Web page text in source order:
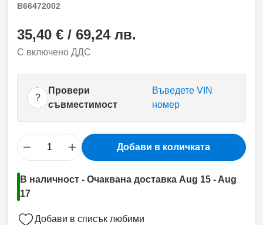
B66472002
35,40 € / 69,24 лв.
С включено ДДС
?
Провери
съвместимост
Въведете VIN
номер
− + Добави в количката
В наличност - Очаквана доставка Aug 15 - Aug
17
Добави в списък любими